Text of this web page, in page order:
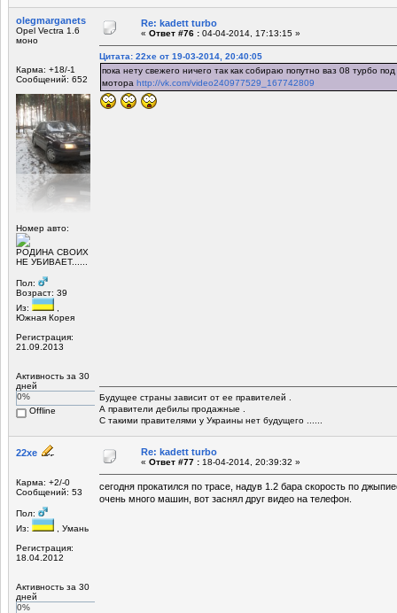
olegmarganets
Opel Vectra 1.6
моно
Карма: +18/-1
Сообщений: 652
Номер авто:
РОДИНА СВОИХ
НЕ УБИВАЕТ......
Пол:
Возраст: 39
Из:
Южная Корея
Регистрация:
21.09.2013
Активность за 30
дней
0%
Offline
Re: kadett turbo
« Ответ #76 : 04-04-2014, 17:13:15 »
Цитата: 22xe от 19-03-2014, 20:40:05
пока нету свежего ничего так как собираю попутно ваз 08 турбо
мотора http://vk.com/video240977529_167742809
Будущее страны зависит от ее правителей .
А правители дебилы продажные .
С такими правителями у Украины нет будущего ......
22xe
Карма: +2/-0
Сообщений: 53
Пол:
Из:
, Умань
Регистрация:
18.04.2012
Активность за 30
дней
0%
Re: kadett turbo
« Ответ #77 : 18-04-2014, 20:39:32 »
сегодня прокатился по трасе, надув 1.2 бара скорость по
очень много машин, вот заснял друг видео на телефон.